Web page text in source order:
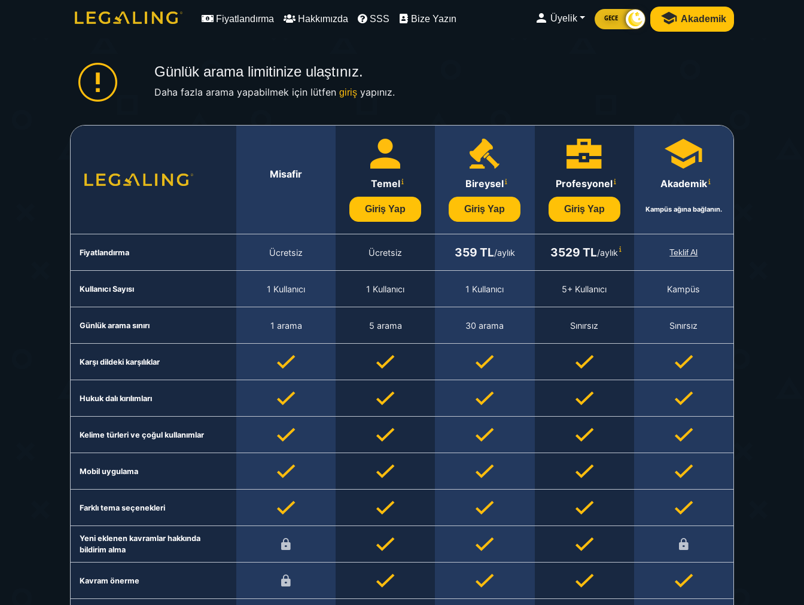
Fiyatlandırma Hakkımızda SSS Bize Yazın Üyelik GECE Akademik
Günlük arama limitinize ulaştınız.
Daha fazla arama yapabilmek için lütfen girişyapınız.
Misafir
Temel
Giriş Yap
Bireysel
Giriş Yap
Profesyonel
Giriş Yap
Akademik
Kampüs ağına bağlanın.
Fiyatlandırma Ücretsiz Ücretsiz 359 TL/aylık 3529 TL/aylık Teklif Al
Kullanıcı Sayısı 1 Kullanıcı 1 Kullanıcı 1 Kullanıcı 5+ Kullanıcı Kampüs
Günlük arama sınırı 1 arama 5 arama 30 arama Sınırsız Sınırsız
Karşı dildeki karşılıklar
Hukuk dalı kırılımları
Kelime türleri ve çoğul kullanımlar
Mobil uygulama
Farklı tema seçenekleri
Yeni eklenen kavramlar hakkında
bildirim alma
Kavram önerme